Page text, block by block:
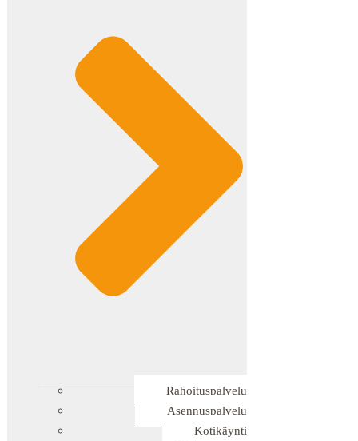
Rahoituspalvelu
Asennuspalvelu
Kotikäynti